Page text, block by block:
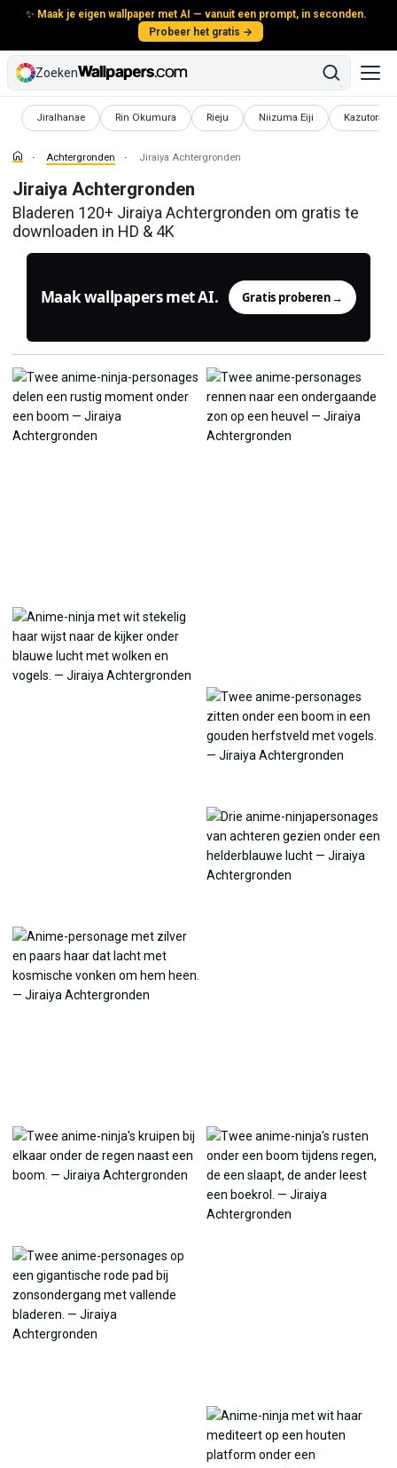
✨ Maak je eigen wallpaper met AI — vanuit een prompt, in seconden.
Probeer het gratis →
Zoeken
Jiralhanae
Achtergronden Rin Okumura
Achtergronden Rieju
AchtergrondenNiizuma Eiji
Achtergronden Kazutora
Achtergronden Jiraiya Achtergronden
Jiraiya Achtergronden
Bladeren 120+ Jiraiya Achtergronden om gratis te
downloaden in HD & 4K
Maak wallpapers met AI. Gratis proberen→